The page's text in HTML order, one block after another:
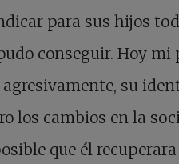
para sus hijos
conseguir. Hoy mi
su
los cambios en la
que él